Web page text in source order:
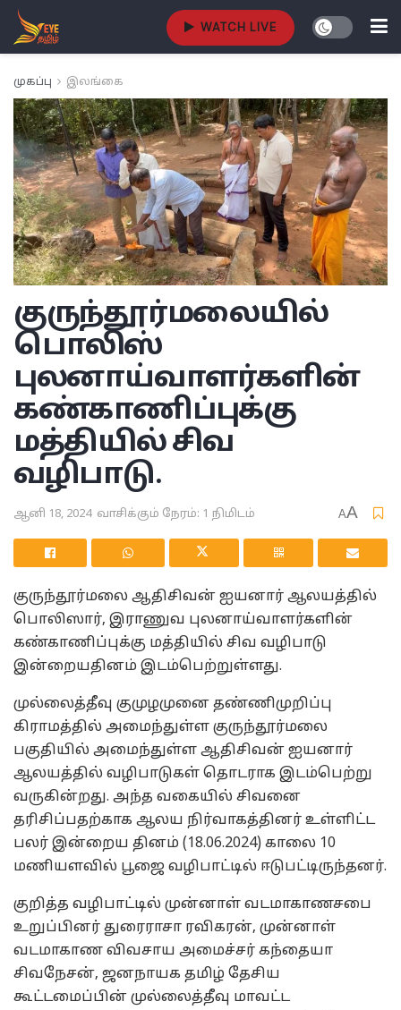
WATCH LIVE
முகப்பு இலங்கை
குருந்தூர்மலையில்
பொலிஸ்
புலனாய்வாளர்களின்
கண்காணிப்புக்கு
மத்தியில் சிவ
வழிபாடு.
ஆனி 18, 2024 வாசிக்கும் நேரம்: 1 நிமிடம் AA
குருந்தூர்மலை ஆதிசிவன் ஐயனார் ஆலயத்தில்
பொலிஸார், இராணுவ புலனாய்வாளர்களின்
கண்காணிப்புக்கு மத்தியில் சிவ வழிபாடு
இன்றையதினம் இடம்பெற்றுள்ளது.
முல்லைத்தீவு குமுழமுனை தண்ணிமுறிப்பு
கிராமத்தில் அமைந்துள்ள குருந்தூர்மலை
பகுதியில் அமைந்துள்ள ஆதிசிவன் ஐயனார்
ஆலயத்தில் வழிபாடுகள் தொடராக இடம்பெற்று
வருகின்றது. அந்த வகையில் சிவனை
தரிசிப்பதற்காக ஆலய நிர்வாகத்தினர் உள்ளிட்ட
பலர் இன்றைய தினம் (18.06.2024) காலை 10
மணியளவில் பூஜை வழிபாட்டில் ஈடுபட்டிருந்தனர்.
குறித்த வழிபாட்டில் முன்னாள் வடமாகாணசபை
உறுப்பினர் துரைராசா ரவிகரன், முன்னாள்
வடமாகாண விவசாய அமைச்சர் கந்தையா
சிவநேசன், ஜனநாயக தமிழ் தேசிய
கூட்டமைப்பின் முல்லைத்தீவு மாவட்ட